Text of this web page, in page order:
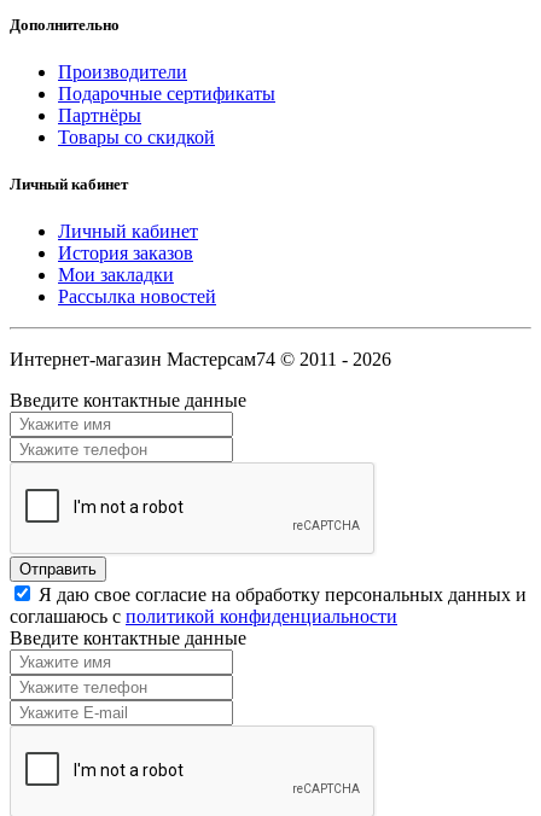
Дополнительно
Производители
Подарочные сертификаты
Партнёры
Товары со скидкой
Личный кабинет
Личный кабинет
История заказов
Мои закладки
Рассылка новостей
Интернет-магазин Мастерсам74 © 2011 - 2026
Введите контактные данные
Я даю свое согласие на обработку персональных данных и
соглашаюсь с политикой конфиденциальности
Введите контактные данные